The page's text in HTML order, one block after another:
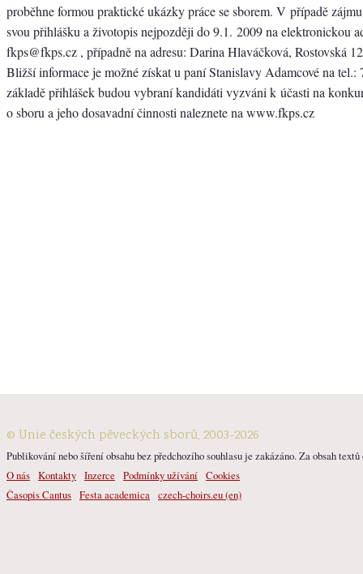
proběhne formou praktické ukázky práce se sborem. V případě
svou přihlášku a životopis nejpozději do 9.1. 2009 na elektronickou
fkps@fkps.cz , případně na adresu: Darina Hlaváčková, Rostovská
Bližší informace je možné získat u paní Stanislavy Adamcové na tel.:
základě přihlášek budou vybraní kandidáti vyzváni k účasti na
o sboru a jeho dosavadní činnosti naleznete na www.fkps.cz
© Unie českých pěveckých sborů, 2003-2026
Publikování nebo šíření obsahu bez předchozího souhlasu je zakázáno. Za obsah
O nás Kontakty Inzerce Podmínky užívání Cookies
Časopis Cantus Festa academica czech-choirs.eu (en)